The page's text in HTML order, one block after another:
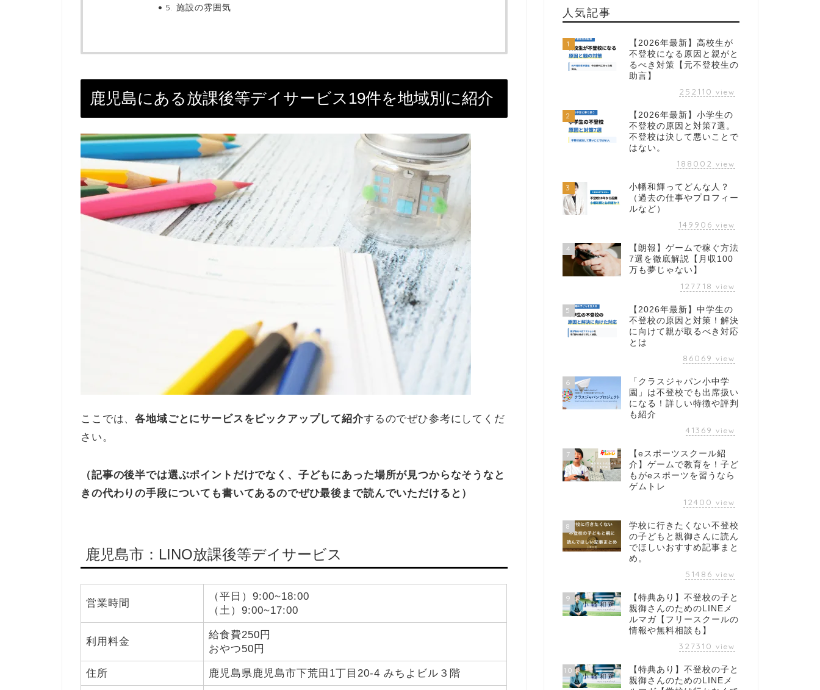
5. 施設の雰囲気
鹿児島にある放課後等デイサービス19件を地域別に紹介
ここでは、各地域ごとにサービスをピックアップして紹介するのでぜひ参考にしてくだ
さい。
（記事の後半では選ぶポイントだけでなく、子どもにあった場所が見つからなそうなと
きの代わりの手段についても書いてあるのでぜひ最後まで読んでいただけると）
鹿児島市：LINO放課後等デイサービス
営業時間
（平日）9:00~18:00
（土）9:00~17:00
利用料金
給食費250円
おやつ50円
住所 鹿児島県鹿児島市下荒田1丁目20-4 みちよビル３階
人気記事
1
【2026年最新】高校生が
不登校になる原因と親がと
るべき対策【元不登校生の
助言】
252110 view
2
【2026年最新】小学生の
不登校の原因と対策7選。
不登校は決して悪いことで
はない。
188002 view
3
小幡和輝ってどんな人？
（過去の仕事やプロフィー
ルなど）
149906 view
4
【朗報】ゲームで稼ぐ方法
7選を徹底解説【月収100
万も夢じゃない】
127718 view
5
【2026年最新】中学生の
不登校の原因と対策！解決
に向けて親が取るべき対応
とは
86069 view
6
「クラスジャパン小中学
園」は不登校でも出席扱い
になる！詳しい特徴や評判
も紹介
41369 view
7
【eスポーツスクール紹
介】ゲームで教育を！子ど
もがeスポーツを習うなら
ゲムトレ
12400 view
8
学校に行きたくない不登校
の子どもと親御さんに読ん
でほしいおすすめ記事まと
め。
51486 view
9
【特典あり】不登校の子と
親御さんのためのLINEメ
ルマガ【フリースクールの
情報や無料相談も】
327310 view
10
【特典あり】不登校の子と
親御さんのためのLINEメ